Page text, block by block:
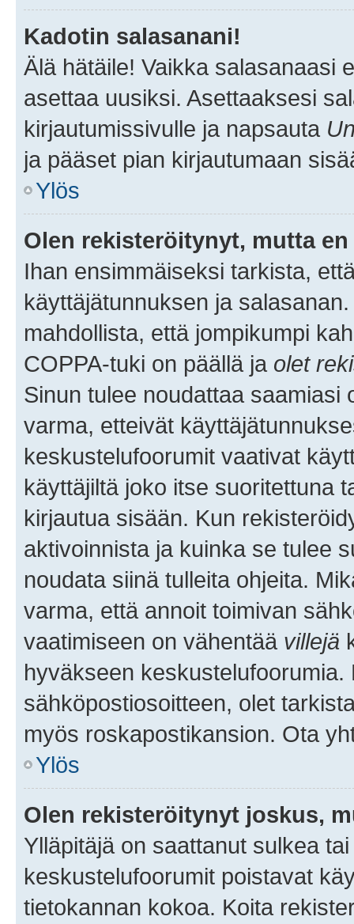
Kadotin salasanani!
Älä hätäile! Vaikka salasanaasi
asettaa uusiksi. Asettaaksesi
kirjautumissivulle ja napsauta
ja pääset pian kirjautumaan
Ylös
Olen rekisteröitynyt, mutta
Ihan ensimmäiseksi tarkista,
käyttäjätunnuksen ja
mahdollista, että jompikumpi
COPPA-tuki on päällä ja olet
Sinun tulee noudattaa saamiasi
varma, etteivät
keskustelufoorumit vaativat
käyttäjiltä joko itse suoritettuna
kirjautua sisään. Kun
aktivoinnista ja kuinka se tulee
noudata siinä tulleita ohjeita.
varma, että annoit toimivan
vaatimiseen on vähentää villejä
hyväkseen
sähköpostiosoitteen, olet
myös roskapostikansion. Ota
Ylös
Olen rekisteröitynyt joskus,
Ylläpitäjä on saattanut sulkea
keskustelufoorumit poistavat
tietokannan kokoa. Koita